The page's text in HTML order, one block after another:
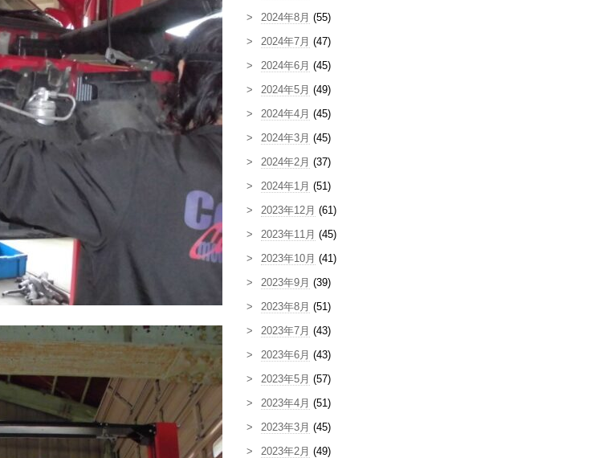
2024年8月 (55)
2024年7月 (47)
2024年6月 (45)
2024年5月 (49)
2024年4月 (45)
2024年3月 (45)
2024年2月 (37)
2024年1月 (51)
2023年12月 (61)
2023年11月 (45)
2023年10月 (41)
2023年9月 (39)
2023年8月 (51)
2023年7月 (43)
2023年6月 (43)
2023年5月 (57)
2023年4月 (51)
2023年3月 (45)
2023年2月 (49)